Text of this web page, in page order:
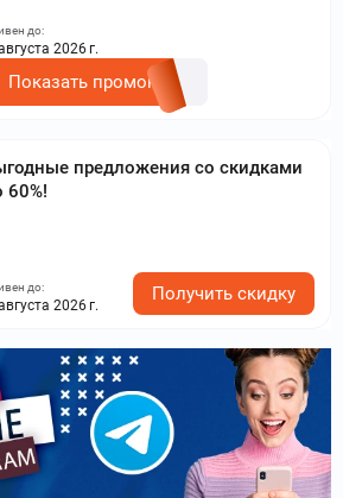
до:
2026 г.
Показать промокод
предложения со скидками
60%!
до:
2026 г.
Получить скидку